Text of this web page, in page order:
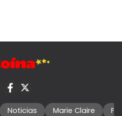
Noticias Marie Claire